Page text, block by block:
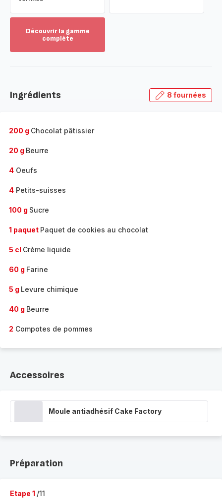
Découvrir la gamme
complète
gamme
Ingrédients 8 fournées
200 g Chocolat pâtissier
20 g Beurre
4 Oeufs
4 Petits-suisses
100 g Sucre
1 paquet Paquet de cookies au chocolat
5 cl Crème liquide
60 g Farine
5 g Levure chimique
40 g Beurre
2 Compotes de pommes
Accessoires
Moule antiadhésif Cake Factory
Préparation
Etape 1 /11